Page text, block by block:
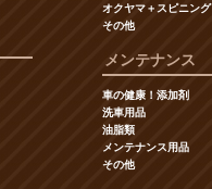
オクヤマ＋スピニング
その他
メンテナンス
車の健康！添加剤
洗車用品
油脂類
メンテナンス用品
その他